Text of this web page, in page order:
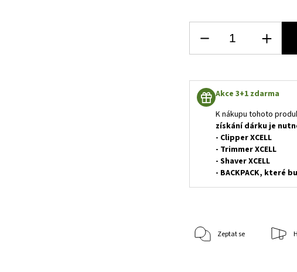
Akce 3+1 zdarma
K nákupu tohoto
získání dárku je
- Clipper XCELL
- Trimmer XCELL
- Shaver XCELL
- BACKPACK, které
Zeptat se